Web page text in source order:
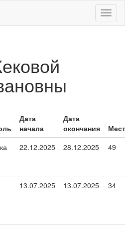
Дата
начала
Дата
окончания
22.12.2025 28.12.2025 49
13.07.2025 13.07.2025 34